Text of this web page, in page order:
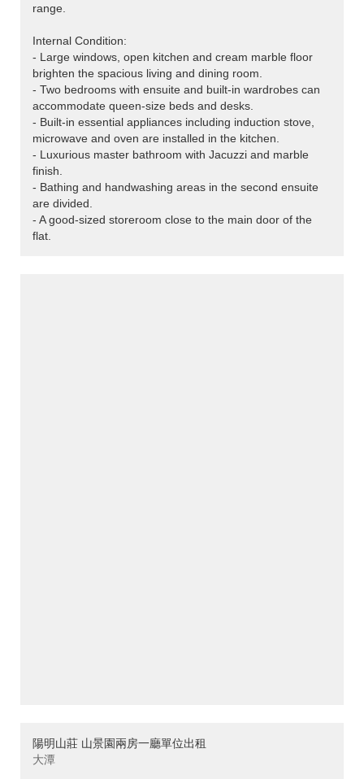
range.
Internal Condition:
- Large windows, open kitchen and cream marble floor
brighten the spacious living and dining room.
- Two bedrooms with ensuite and built-in wardrobes can
accommodate queen-size beds and desks.
- Built-in essential appliances including induction stove,
microwave and oven are installed in the kitchen.
- Luxurious master bathroom with Jacuzzi and marble
finish.
- Bathing and handwashing areas in the second ensuite
are divided.
- A good-sized storeroom close to the main door of the
flat.
陽明山莊 山景園兩房一廳單位出租
大潭